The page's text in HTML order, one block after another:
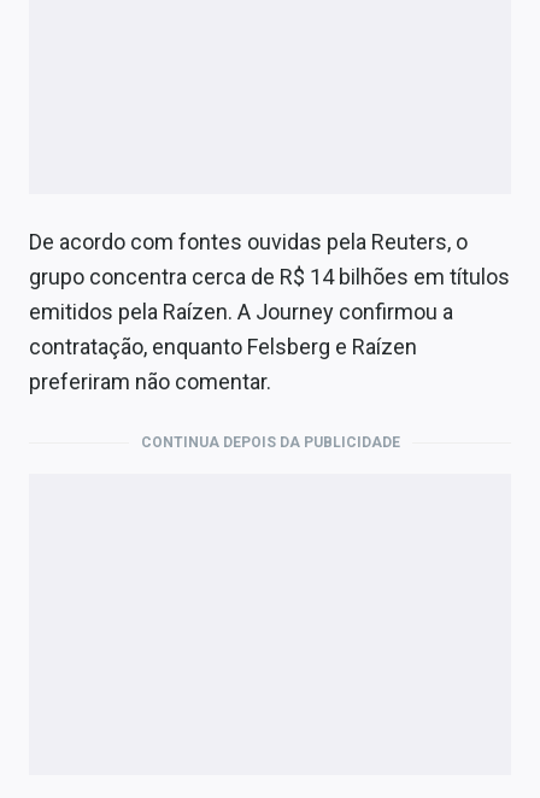
De acordo com fontes ouvidas pela Reuters, o
grupo concentra cerca de R$ 14 bilhões em títulos
emitidos pela Raízen. A Journey confirmou a
contratação, enquanto Felsberg e Raízen
preferiram não comentar.
CONTINUA DEPOIS DA PUBLICIDADE